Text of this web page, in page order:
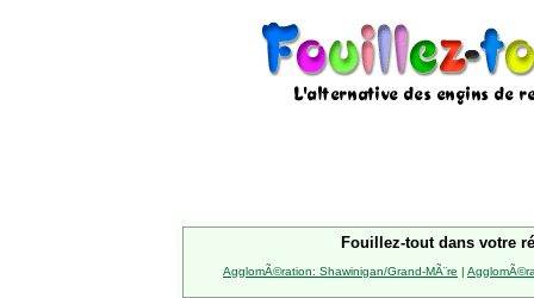
Fouillez-tout dans votre
AgglomÃ©ration: Shawinigan/Grand-MÃ¨re |